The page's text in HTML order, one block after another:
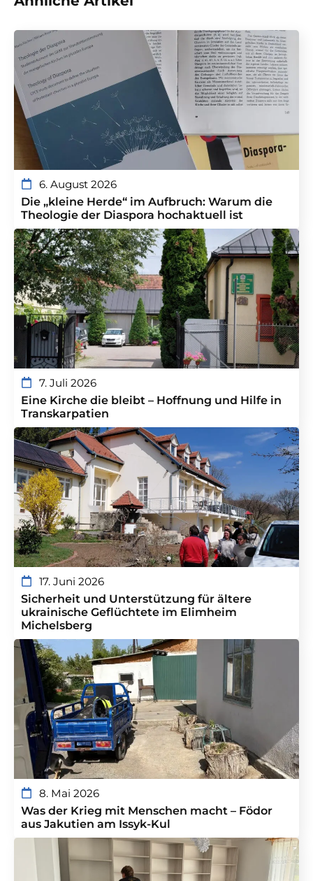
6. August 2026
Die „kleine Herde“ im Aufbruch: Warum die
Theologie der Diaspora hochaktuell ist
7. Juli 2026
Eine Kirche die bleibt – Hoffnung und Hilfe in
Transkarpatien
17. Juni 2026
Sicherheit und Unterstützung für ältere
ukrainische Geflüchtete im Elimheim
Michelsberg
8. Mai 2026
Was der Krieg mit Menschen macht – Födor
aus Jakutien am Issyk-Kul